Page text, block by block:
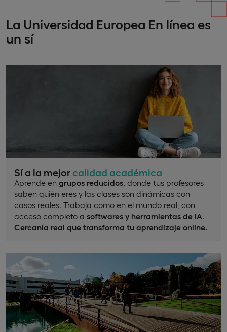
La Universidad Europea En línea es
un sí
Sí a la mejorcalidad académica
Aprende en grupos reducidos , donde tus profesores
saben quién eres y las clases son dinámicas con
casos reales. Trabaja como en el mundo real, con
acceso completo a softwares y herramientas de IA.
Cercanía real que transforma tu aprendizaje online.